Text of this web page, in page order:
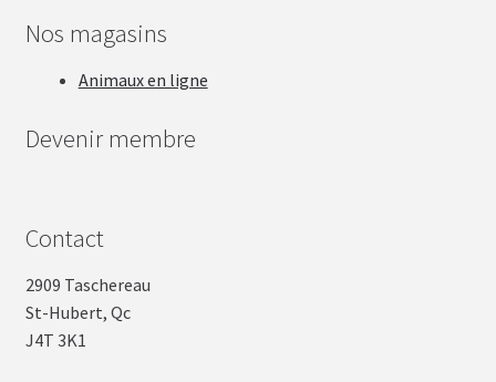
VENTES
Nos magasins
Animaux en ligne
Devenir membre
Contact
2909 Taschereau
St-Hubert, Qc
J4T 3K1